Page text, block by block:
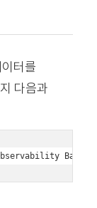
터를
다음과